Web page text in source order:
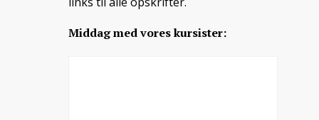
Middag med vores kursister: